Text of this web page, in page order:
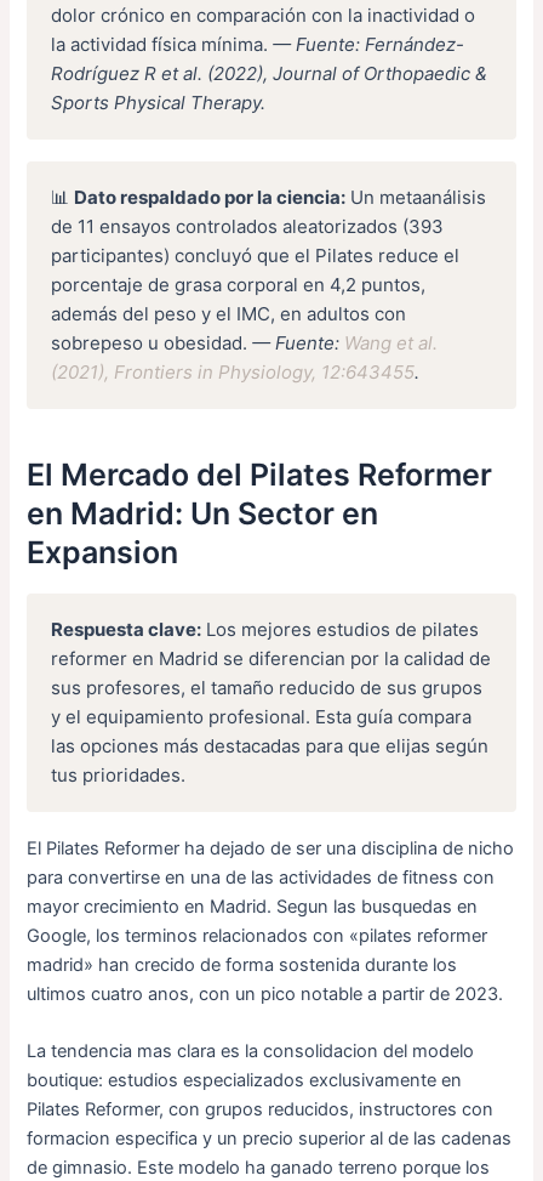
dolor crónico en comparación con la inactividad o
la actividad física mínima.— Fuente: Fernández-
Rodríguez R et al. (2022), Journal of Orthopaedic &
Sports Physical Therapy.
📊 Dato respaldado por la ciencia: Un metaanálisis
de 11 ensayos controlados aleatorizados (393
participantes) concluyó que el Pilates reduce el
porcentaje de grasa corporal en 4,2 puntos,
además del peso y el IMC, en adultos con
sobrepeso u obesidad.— Fuente: Wang et al.
(2021), Frontiers in Physiology, 12:643455.
El Mercado del Pilates Reformer
en Madrid: Un Sector en
Expansion
Respuesta clave: Los mejores estudios de pilates
reformer en Madrid se diferencian por la calidad de
sus profesores, el tamaño reducido de sus grupos
y el equipamiento profesional. Esta guía compara
las opciones más destacadas para que elijas según
tus prioridades.
El Pilates Reformer ha dejado de ser una disciplina de nicho
para convertirse en una de las actividades de fitness con
mayor crecimiento en Madrid. Segun las busquedas en
Google, los terminos relacionados con «pilates reformer
madrid» han crecido de forma sostenida durante los
ultimos cuatro anos, con un pico notable a partir de 2023.
La tendencia mas clara es la consolidacion del modelo
boutique: estudios especializados exclusivamente en
Pilates Reformer, con grupos reducidos, instructores con
formacion especifica y un precio superior al de las cadenas
de gimnasio. Este modelo ha ganado terreno porque los